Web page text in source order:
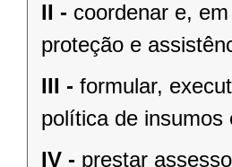
II - coordenar e,
proteção e
III - formular,
política de insumos
IV - prestar